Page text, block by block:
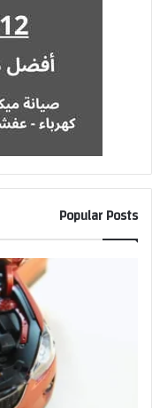
Popular Posts